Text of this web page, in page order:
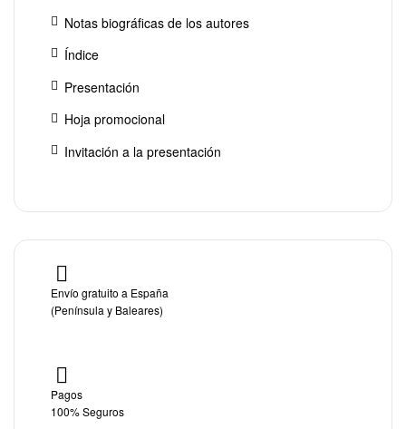
Notas biográficas de los autores
Índice
Presentación
Hoja promocional
Invitación a la presentación
Envío gratuito a España
(Península y Baleares)
Pagos
100% Seguros